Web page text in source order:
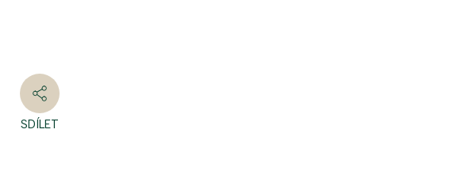
SDÍLET